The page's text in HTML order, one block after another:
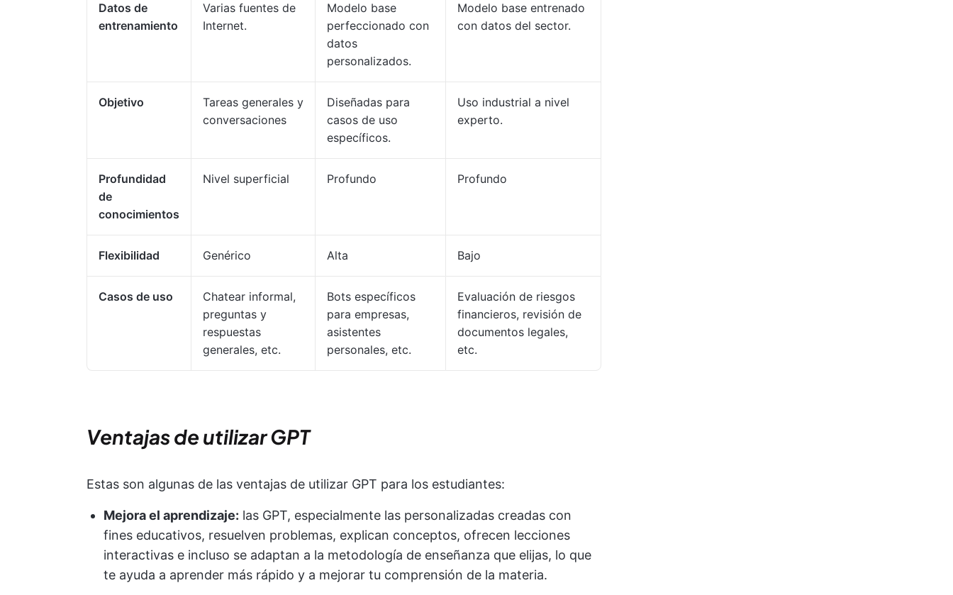
Datos de
entrenamiento
Varias fuentes de
Internet.
Modelo base
perfeccionado con
datos
personalizados.
Modelo base entrenado
con datos del sector.
Objetivo
Tareas generales y
conversaciones
Diseñadas para
casos de uso
específicos.
Uso industrial a nivel
experto.
Profundidad
de
conocimientos
Nivel superficial Profundo Profundo
Flexibilidad Genérico Alta Bajo
Casos de uso
Chatear informal,
preguntas y
respuestas
generales, etc.
Bots específicos
para empresas,
asistentes
personales, etc.
Evaluación de riesgos
financieros, revisión de
documentos legales,
etc.
Ventajas de utilizar GPT
Estas son algunas de las ventajas de utilizar GPT para los estudiantes:
Mejora el aprendizaje: las GPT, especialmente las personalizadas creadas con
fines educativos, resuelven problemas, explican conceptos, ofrecen lecciones
interactivas e incluso se adaptan a la metodología de enseñanza que elijas, lo que
te ayuda a aprender más rápido y a mejorar tu comprensión de la materia.